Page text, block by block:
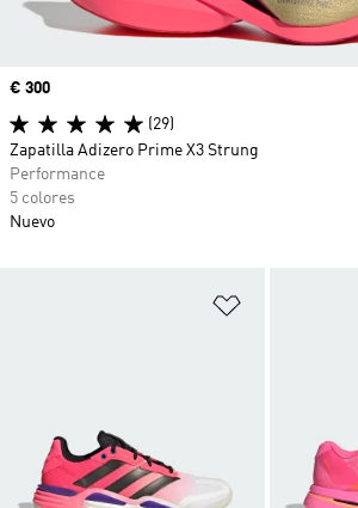
Precio
€ 300
(29)
Zapatilla Adizero Prime X3 Strung
Performance
5 colores
Nuevo